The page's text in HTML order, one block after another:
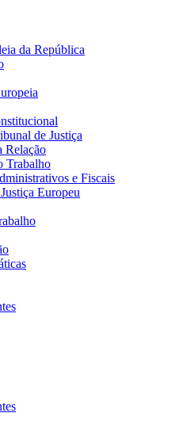
da República
de Justiça
Relação
Trabalho
e Fiscais
Europeu